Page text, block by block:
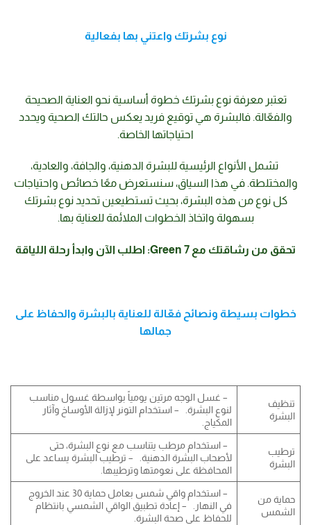
نوع بشرتك واعتني بها بفعالية
تعتبر معرفة نوع بشرتك خطوة أساسية نحو العناية الصحيحة
والفعّالة. فالبشرة هي توقيع فريد يعكس حالتك الصحية ويحدد
احتياجاتها الخاصة.
تشمل الأنواع الرئيسية للبشرة الدهنية، والجافة، والعادية،
والمختلطة. في هذا السياق، سنستعرض معًا خصائص واحتياجات
كل نوع من هذه البشرة، بحيث تستطيعين تحديد نوع بشرتك
بسهولة واتخاذ الخطوات الملائمة للعناية بها.
تحقق من رشاقتك مع 7 Green: اطلب الآن وابدأ رحلة اللياقة
خطوات بسيطة ونصائح فعّالة للعناية بالبشرة والحفاظ على
جمالها
تنظيف
البشرة
– غسل الوجه مرتين يومياً بواسطة غسول مناسب
لنوع البشرة. – استخدام التونر لإزالة الأوساخ وآثار
المكياج.
ترطيب
البشرة
– استخدام مرطب يتناسب مع نوع البشرة، حتى
لأصحاب البشرة الدهنية. – ترطيب البشرة يساعد على
المحافظة على نعومتها وترطيبها.
حماية من
الشمس
– استخدام واقي شمس بعامل حماية 30 عند الخروج
في النهار. – إعادة تطبيق الواقي الشمسي بانتظام
للحفاظ على صحة البشرة.